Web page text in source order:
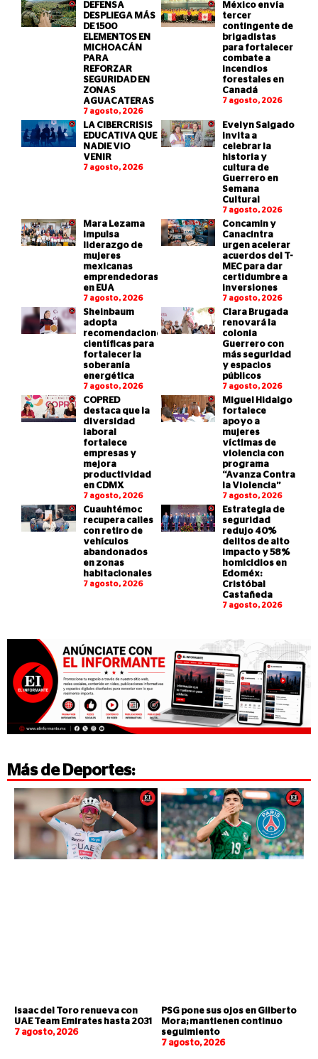
DEFENSA
DESPLIEGA MÁS
DE 1500
ELEMENTOS EN
MICHOACÁN
PARA
REFORZAR
SEGURIDAD EN
ZONAS
AGUACATERAS
7 agosto, 2026
México envía
tercer
contingente de
brigadistas
para fortalecer
combate a
incendios
forestales en
Canadá
7 agosto, 2026
LA CIBERCRISIS
EDUCATIVA QUE
NADIE VIO
VENIR
7 agosto, 2026
Evelyn Salgado
invita a
celebrar la
historia y
cultura de
Guerrero en
Semana
Cultural
7 agosto, 2026
Mara Lezama
impulsa
liderazgo de
mujeres
mexicanas
emprendedoras
en EUA
7 agosto, 2026
Concamin y
Canacintra
urgen acelerar
acuerdos del T-
MEC para dar
certidumbre a
inversiones
7 agosto, 2026
Sheinbaum
adopta
recomendaciones
científicas para
fortalecer la
soberanía
energética
7 agosto, 2026
Clara Brugada
renovará la
colonia
Guerrero con
más seguridad
y espacios
públicos
7 agosto, 2026
COPRED
destaca que la
diversidad
laboral
fortalece
empresas y
mejora
productividad
en CDMX
7 agosto, 2026
Miguel Hidalgo
fortalece
apoyo a
mujeres
víctimas de
violencia con
programa
“Avanza Contra
la Violencia”
7 agosto, 2026
Cuauhtémoc
recupera calles
con retiro de
vehículos
abandonados
en zonas
habitacionales
7 agosto, 2026
Estrategia de
seguridad
redujo 40%
delitos de alto
impacto y 58%
homicidios en
Edoméx:
Cristóbal
Castañeda
7 agosto, 2026
Más de Deportes:
Isaac del Toro renueva con
UAE Team Emirates hasta 2031
7 agosto, 2026
PSG pone sus ojos en Gilberto
Mora; mantienen continuo
seguimiento
7 agosto, 2026